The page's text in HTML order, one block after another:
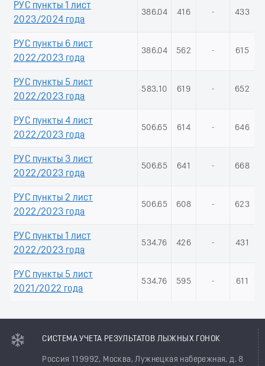
РУС пункты 1 лист
2023/2024 года
386.04 416 - 433
РУС пункты 6 лист
2022/2023 года
386.04 562 - 615
РУС пункты 5 лист
2022/2023 года
583.10 619 - 652
РУС пункты 4 лист
2022/2023 года
506.65 614 - 646
РУС пункты 3 лист
2022/2023 года
506.65 641 - 668
РУС пункты 2 лист
2022/2023 года
506.65 608 - 623
РУС пункты 1 лист
2022/2023 года
534.76 426 - 431
РУС пункты 5 лист
2021/2022 года
534.76 595 - 611
СИСТЕМА УЧЕТА РЕЗУЛЬТАТОВ ЛЫЖНЫХ ГОНОК
Россия 119992, Москва, Лужнецкая набережная, д. 8